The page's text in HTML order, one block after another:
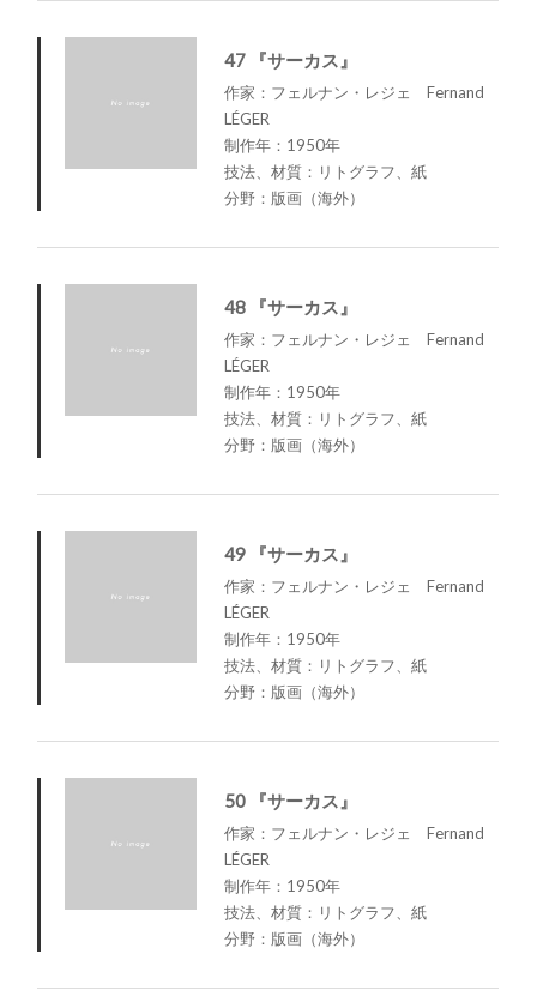
47 『サーカス』
作家：フェルナン・レジェ Fernand
LÉGER
制作年：1950年
技法、材質：リトグラフ、紙
分野：版画（海外）
48 『サーカス』
作家：フェルナン・レジェ Fernand
LÉGER
制作年：1950年
技法、材質：リトグラフ、紙
分野：版画（海外）
49 『サーカス』
作家：フェルナン・レジェ Fernand
LÉGER
制作年：1950年
技法、材質：リトグラフ、紙
分野：版画（海外）
50 『サーカス』
作家：フェルナン・レジェ Fernand
LÉGER
制作年：1950年
技法、材質：リトグラフ、紙
分野：版画（海外）